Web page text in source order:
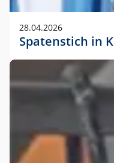
28.04.2026
Spatenstich in